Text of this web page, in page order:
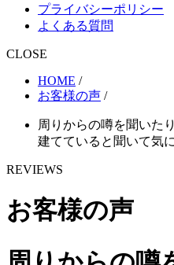
プライバシーポリシー
よくある質問
CLOSE
HOME /
お客様の声 /
周りからの噂を聞いた
建てていると聞いて気
REVIEWS
お客様の声